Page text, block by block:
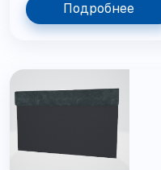
Подробнее